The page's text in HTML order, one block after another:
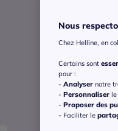
Nous
Chez Helline, en
Certains sont
pour :
- Analyser notre
- Personnaliser le
- Proposer des
- Faciliter le